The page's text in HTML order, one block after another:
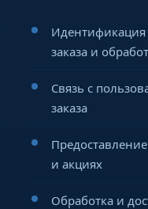
Идентификация
заказа и
Связь с
заказа
и акциях
Обработка и